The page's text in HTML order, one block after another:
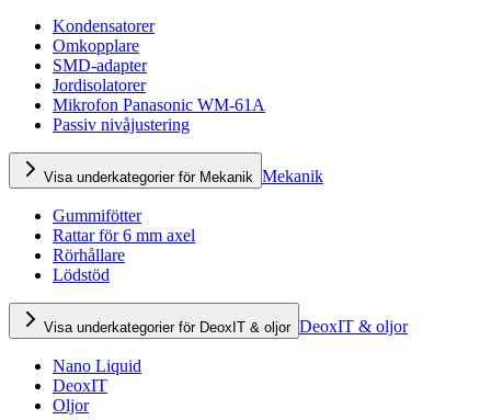
Kondensatorer
Omkopplare
SMD-adapter
Jordisolatorer
Mikrofon Panasonic WM-61A
Passiv nivåjustering
Visa underkategorier för Mekanik Mekanik
Gummifötter
Rattar för 6 mm axel
Rörhållare
Lödstöd
Visa underkategorier för DeoxIT & oljor DeoxIT & oljor
Nano Liquid
DeoxIT
Oljor